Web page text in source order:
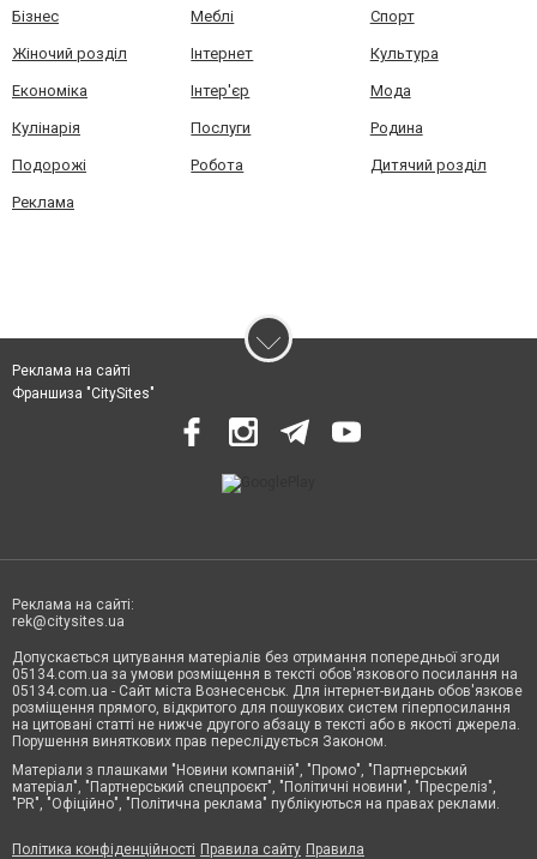
Бізнес Меблі Спорт
Жіночий розділ Інтернет Культура
Економіка Інтер'єр Мода
Кулінарія Послуги Родина
Подорожі Робота Дитячий розділ
Реклама
Реклама на сайті
Франшиза "CitySites"
Реклама на сайті:
rek@citysites.ua
Допускається цитування матеріалів без отримання попередньої згоди
05134.com.ua за умови розміщення в тексті обов'язкового посилання на
05134.com.ua - Сайт міста Вознесенськ. Для інтернет-видань обов'язкове
розміщення прямого, відкритого для пошукових систем гіперпосилання
на цитовані статті не нижче другого абзацу в тексті або в якості джерела.
Порушення виняткових прав переслідується Законом.
Матеріали з плашками "Новини компаній", "Промо", "Партнерський
матеріал", "Партнерський спецпроєкт", "Політичні новини", "Пресреліз",
"PR", "Офіційно", "Політична реклама" публікуються на правах реклами.
Політика конфіденційності Правила сайту Правила